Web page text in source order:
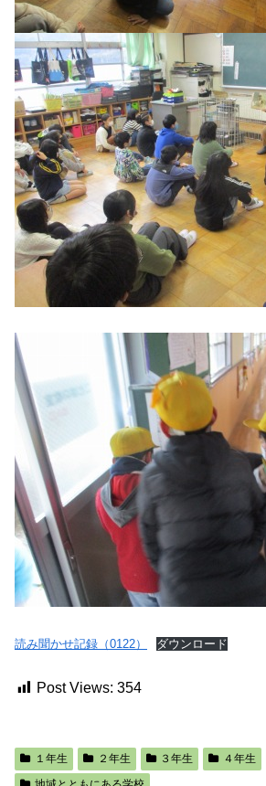
読み聞かせ記録（0122） ダウンロード
Post Views: 354
１年生 ２年生 ３年生 ４年生